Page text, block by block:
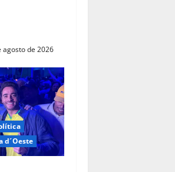
agosto de 2026
d´Oeste